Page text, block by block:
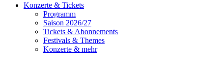
Konzerte & Tickets
Programm
Saison 2026/27
Tickets & Abonnements
Festivals & Themes
Konzerte & mehr